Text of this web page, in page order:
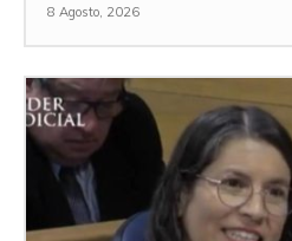
8 Agosto, 2026